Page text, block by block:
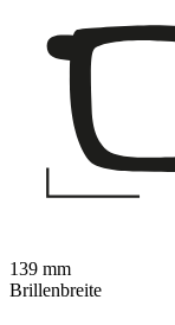
139 mm
Brillenbreite